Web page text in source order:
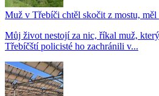
Muž v Třebíči chtěl skočit z mostu,
Můj život nestojí za nic, říkal muž,
Třebíčští policisté ho zachránili v...